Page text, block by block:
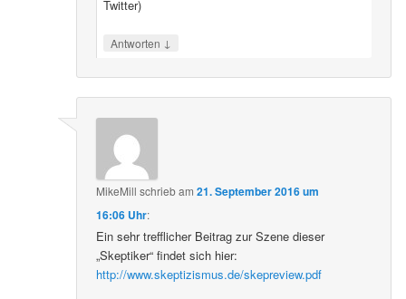
Twitter)
Antworten ↓
MikeMill schriebam21. September 2016 um
16:06 Uhr:
Ein sehr trefflicher Beitrag zur Szene dieser
„Skeptiker“ findet sich hier:
http://www.skeptizismus.de/skepreview.pdf